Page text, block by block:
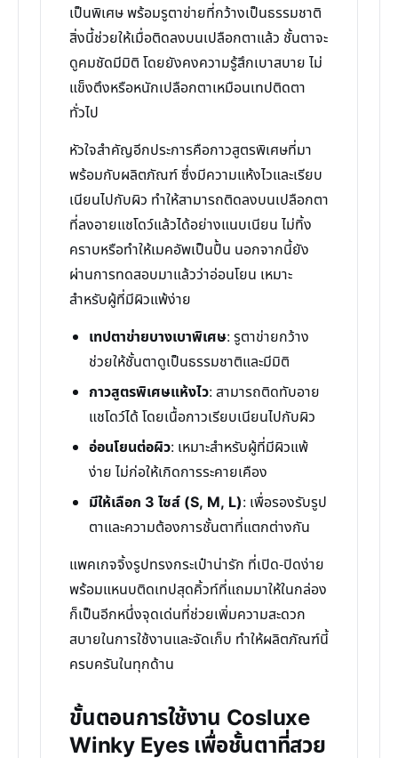
เป็นพิเศษ พร้อมรูตาข่ายที่กว้างเป็นธรรมชาติ
สิ่งนี้ช่วยให้เมื่อติดลงบนเปลือกตาแล้ว ชั้นตาจะ
ดูคมชัดมีมิติ โดยยังคงความรู้สึกเบาสบาย ไม่
แข็งตึงหรือหนักเปลือกตาเหมือนเทปติดตา
ทั่วไป
หัวใจสำคัญอีกประการคือกาวสูตรพิเศษที่มา
พร้อมกับผลิตภัณฑ์ ซึ่งมีความแห้งไวและเรียบ
เนียนไปกับผิว ทำให้สามารถติดลงบนเปลือกตา
ที่ลงอายแชโดว์แล้วได้อย่างแนบเนียน ไม่ทิ้ง
คราบหรือทำให้เมคอัพเป็นปื้น นอกจากนี้ยัง
ผ่านการทดสอบมาแล้วว่าอ่อนโยน เหมาะ
สำหรับผู้ที่มีผิวแพ้ง่าย
เทปตาข่ายบางเบาพิเศษ: รูตาข่ายกว้าง
ช่วยให้ชั้นตาดูเป็นธรรมชาติและมีมิติ
กาวสูตรพิเศษแห้งไว: สามารถติดทับอาย
แชโดว์ได้ โดยเนื้อกาวเรียบเนียนไปกับผิว
อ่อนโยนต่อผิว: เหมาะสำหรับผู้ที่มีผิวแพ้
ง่าย ไม่ก่อให้เกิดการระคายเคือง
มีให้เลือก 3 ไซส์ (S, M, L): เพื่อรองรับรูป
ตาและความต้องการชั้นตาที่แตกต่างกัน
แพคเกจจิ้งรูปทรงกระเป๋าน่ารัก ที่เปิด-ปิดง่าย
พร้อมแหนบติดเทปสุดคิ้วท์ที่แถมมาให้ในกล่อง
ก็เป็นอีกหนึ่งจุดเด่นที่ช่วยเพิ่มความสะดวก
สบายในการใช้งานและจัดเก็บ ทำให้ผลิตภัณฑ์นี้
ครบครันในทุกด้าน
ขั้นตอนการใช้งาน Cosluxe
Winky Eyes เพื่อชั้นตาที่สวย